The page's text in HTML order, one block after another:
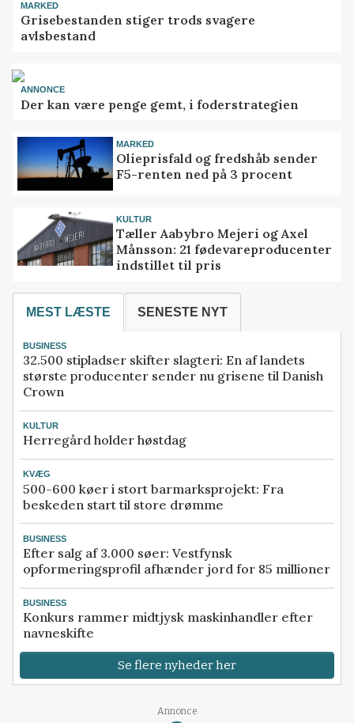
MARKED
Grisebestanden stiger trods svagere
avlsbestand
ANNONCE
Der kan være penge gemt, i foderstrategien
MARKED
Olieprisfald og fredshåb sender
F5-renten ned på 3 procent
KULTUR
Tæller Aabybro Mejeri og Axel
Månsson: 21 fødevareproducenter
indstillet til pris
MEST LÆSTE SENESTE NYT
BUSINESS
32.500 stipladser skifter slagteri: En af landets
største producenter sender nu grisene til Danish
Crown
KULTUR
Herregård holder høstdag
KVÆG
500-600 køer i stort barmarksprojekt: Fra
beskeden start til store drømme
BUSINESS
Efter salg af 3.000 søer: Vestfynsk
opformeringsprofil afhænder jord for 85 millioner
BUSINESS
Konkurs rammer midtjysk maskinhandler efter
navneskifte
Se flere nyheder her
Annonce